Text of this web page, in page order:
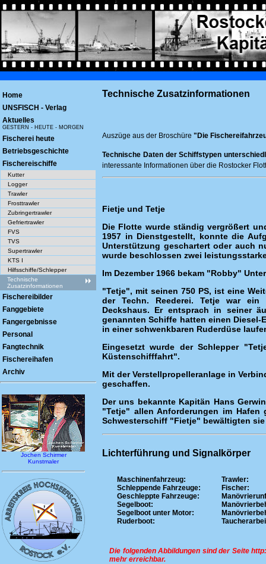
Home
UNSFISCH - Verlag
Aktuelles
GESTERN - HEUTE - MORGEN
Fischerei heute
Betriebsgeschichte
Fischereischiffe
Kutter
Logger
Trawler
Frosttrawler
Zubringertrawler
Gefriertrawler
FVS
TVS
Supertrawler
KTS I
Hilfsschiffe/Schlepper
Technische
Zusatzinformationen
Fischereibilder
Fanggebiete
Fangergebnisse
Personal
Fangtechnik
Fischereihafen
Archiv
Jochen Schirmer
Kunstmaler
Technische Zusatzinformationen
Auszüge aus der Broschüre "Die
Technische Daten der Schiffstypen
interessante Informationen über die Rostocker
Fietje und Tetje
Die Flotte wurde ständig vergrößert
1957 in Dienstgestellt, konnte die
Unterstützung geschartert oder auch
wurde beschlossen zwei
Im Dezember 1966 bekam "Robby"
"Tetje", mit seinen 750 PS, ist eine
der Techn. Reederei. Tetje war ein
Deckshaus. Er entsprach in seiner
genannten Schiffe hatten einen Diesel-
in einer schwenkbaren Ruderdüse
Eingesetzt wurde der Schlepper
Küstenschifffahrt".
Mit der Verstellpropelleranlage in
geschaffen.
Der uns bekannte Kapitän Hans
"Tetje" allen Anforderungen im
Schwesterschiff "Fietje" bewältigten
Lichterführung und Signalkörper
Maschinenfahrzeug:
Schleppende Fahrzeuge:
Geschleppte Fahrzeuge:
Segelboot:
Segelboot unter Motor:
Ruderboot:
Trawler:
Fischer:
Die folgenden Abbildungen sind der Seite
mehr erreichbar.